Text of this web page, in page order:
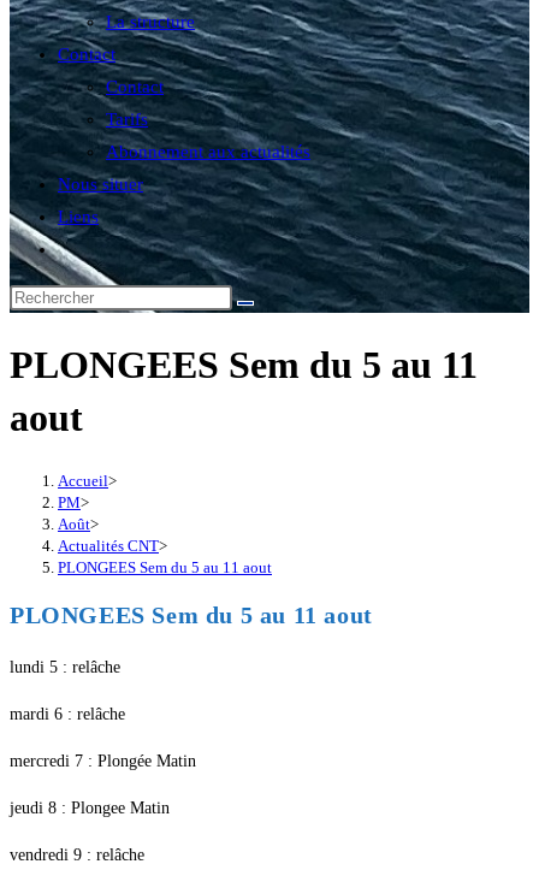
La structure
Contact
Contact
Tarifs
Abonnement aux actualités
Nous situer
Liens
Toggle
website
search
PLONGEES Sem du 5 au 11
aout
Accueil>
PM>
Août>
Actualités CNT>
PLONGEES Sem du 5 au 11 aout
PLONGEES Sem du 5 au 11 aout
lundi 5 : relâche
mardi 6 : relâche
mercredi 7 : Plongée Matin
jeudi 8 : Plongee Matin
vendredi 9 : relâche